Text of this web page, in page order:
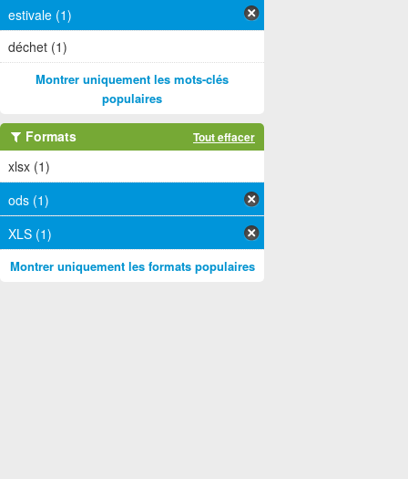
estivale (1)
déchet (1)
Montrer uniquement les mots-clés
populaires
Formats Tout effacer
xlsx (1)
ods (1)
XLS (1)
Montrer uniquement les formats populaires